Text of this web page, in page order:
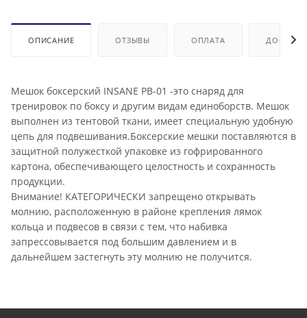
ОПИСАНИЕ ОТЗЫВЫ ОПЛАТА
Мешок боксерский INSANE PB-01 -это снаряд для
тренировок по боксу и другим видам единоборств. Мешок
выполнен из тентовой ткани, имеет специальную удобную
цепь для подвешивания.Боксерские мешки поставляются в
защитной полужесткой упаковке из гофрированного
картона, обеспечивающего целостность и сохранность
продукции.
Внимание! КАТЕГОРИЧЕСКИ запрещено открывать
молнию, расположенную в районе крепления лямок
кольца и подвесов в связи с тем, что набивка
запрессовывается под большим давлением и в
дальнейшем застегнуть эту молнию не получится.